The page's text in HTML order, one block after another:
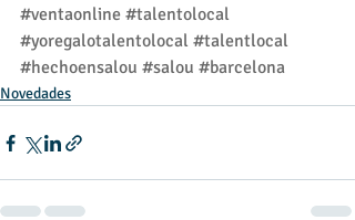
#ventaonline #talentolocal
#yoregalotalentolocal #talentlocal
#hechoensalou #salou #barcelona
Novedades